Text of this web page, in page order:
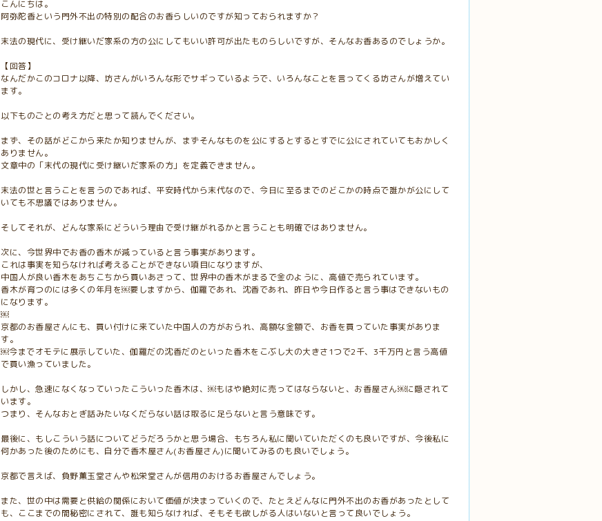
こんにちは。
阿弥陀香という門外不出の特別の配合のお香らしいのですが知っておられますか？
末法の現代に、受け継いだ家系の方の公にしてもいい許可が出たものらしいですが、そんなお香あるのでしょうか。
【回答】
なんだかこのコロナ以降、坊さんがいろんな形でサギっているようで、いろんなことを言ってくる坊さんが増えてい
ます。
以下ものごとの考え方だと思って読んでください。
まず、その話がどこから来たか知りませんが、まずそんなものを公にするとするとすでに公にされていてもおかしく
ありません。
文章中の「末代の現代に受け継いだ家系の方」を定義できません。
末法の世と言うことを言うのであれば、平安時代から末代なので、今日に至るまでのどこかの時点で誰かが公にして
いても不思議ではありません。
そしてそれが、どんな家系にどういう理由で受け継がれるかと言うことも明確ではありません。
次に、今世界中でお香の香木が減っていると言う事実があります。
これは事実を知らなければ考えることができない項目になりますが、
中国人が良い香木をあちこちから買いあさって、世界中の香木がまるで金のように、高値で売られています。
香木が育つのには多くの年月を￼要しますから、伽羅であれ、沈香であれ、昨日や今日作ると言う事はできないもの
になります。
￼
京都のお香屋さんにも、買い付けに来ていた中国人の方がおられ、高額な金額で、お香を買っていた事実がありま
す。
￼今までオモテに展示していた、伽羅だの沈香だのといった香木をこぶし大の大きさ1つで2千、3千万円と言う高値
で買い漁っていました。
しかし、急速になくなっていったこういった香木は、￼もはや絶対に売ってはならないと、お香屋さん￼に隠されて
います。
つまり、そんなおとぎ話みたいなくだらない話は取るに足らないと言う意味です。
最後に、もしこういう話についてどうだろうかと思う場合、もちろん私に聞いていただくのも良いですが、今後私に
何かあった後のためにも、自分で香木屋さん(お香屋さん)に聞いてみるのも良いでしょう。
京都で言えば、負野薫玉堂さんや松栄堂さんが信用のおけるお香屋さんでしょう。
また、世の中は需要と供給の関係において価値が決まっていくので、たとえどんなに門外不出のお香があったとして
も、ここまでの間秘密にされて、誰も知らなければ、そもそも欲しがる人はいないと言って良いでしょう。